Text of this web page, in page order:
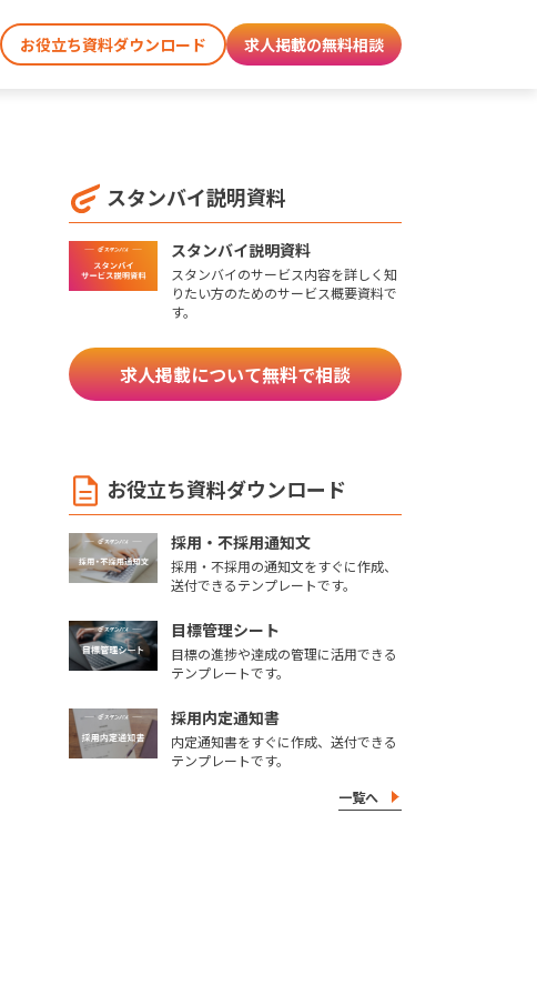
お役立ち資料ダウンロード 求人掲載の無料相談
スタンバイ説明資料
スタンバイ説明資料
スタンバイのサービス内容を詳しく知
りたい方のためのサービス概要資料で
す。
求人掲載について無料で相談
お役立ち資料ダウンロード
採用・不採用通知文
採用・不採用の通知文をすぐに作成、
送付できるテンプレートです。
目標管理シート
目標の進捗や達成の管理に活用できる
テンプレートです。
採用内定通知書
内定通知書をすぐに作成、送付できる
テンプレートです。
一覧へ